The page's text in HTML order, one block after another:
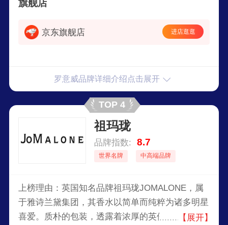
人陶醉的香气，营造出奢华而舒适的居家氛围。
旗舰店
京东旗舰店 进店逛逛
罗意威品牌详细介绍点击展开
TOP 4
祖玛珑
品牌指数: 8.7
世界名牌 中高端品牌
上榜理由：英国知名品牌祖玛珑JOMALONE，属
于雅诗兰黛集团，其香水以简单而纯粹为诸多明星
喜爱。质朴的包装，透露着浓厚的英伦风情。它的
【展开】